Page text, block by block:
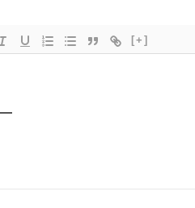
[+]